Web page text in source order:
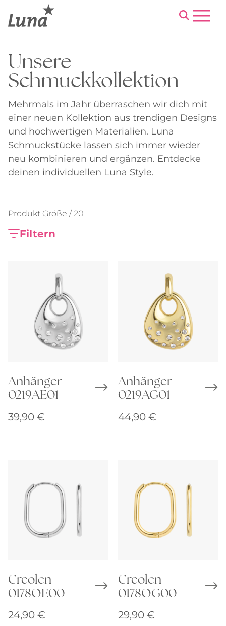
Menu
Unsere
Schmuckkollektion
Mehrmals im Jahr überraschen wir dich mit
einer neuen Kollektion aus trendigen Designs
und hochwertigen Materialien. Luna
Schmuckstücke lassen sich immer wieder
neu kombinieren und ergänzen. Entdecke
deinen individuellen Luna Style.
Produkt Größe / 20
Filtern
Anhänger
0219AE01
39,90 €
Anhänger
0219AG01
44,90 €
Creolen
0178OE00
24,90 €
Creolen
0178OG00
29,90 €